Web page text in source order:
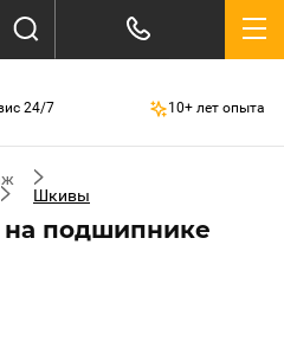
24/7 10+ лет опыта
Шкивы
подшипнике